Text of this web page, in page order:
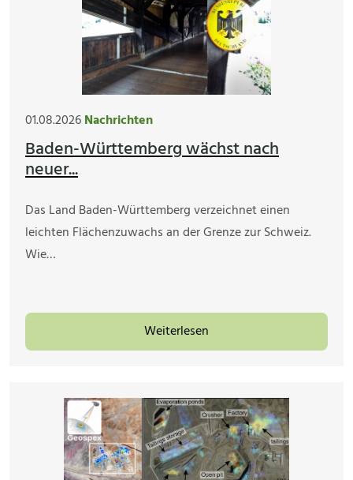
01.08.2026Nachrichten
Baden-Württemberg wächst nach
neuer...
Das Land Baden-Württemberg verzeichnet einen
leichten Flächenzuwachs an der Grenze zur Schweiz.
Wie…
Weiterlesen